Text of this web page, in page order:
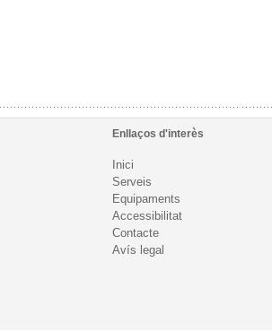
Enllaços d'interès
Inici
Serveis
Equipaments
Accessibilitat
Contacte
Avís legal